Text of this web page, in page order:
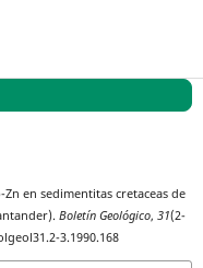
en sedimentitas cretaceas de
Boletín Geológico,31(2-
3.1990.168